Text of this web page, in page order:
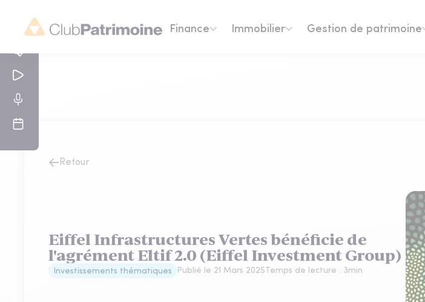
Finance Immobilier Gestion de patrimoine
Retour
Eiffel Infrastructures Vertes bénéficie de
l'agrément Eltif 2.0 (Eiffel Investment Group)
Investissements thématiques Publié le 21 Mars 2025Temps de lecture : 3min